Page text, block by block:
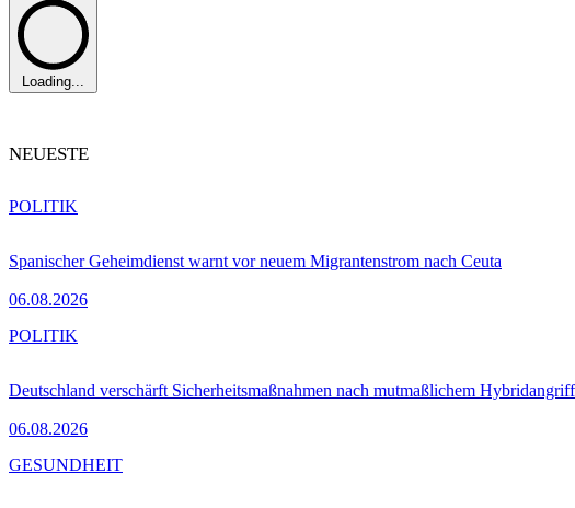
Loading...
NEUESTE
Spanischer Geheimdienst warnt vor neuem Migrantenstrom nach Ceuta
06.08.2026
POLITIK
Deutschland verschärft Sicherheitsmaßnahmen nach mutmaßlichem
06.08.2026
POLITIK
GESUNDHEIT